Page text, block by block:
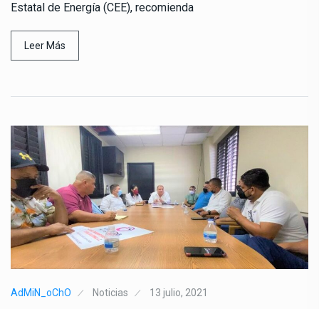
Estatal de Energía (CEE), recomienda
Leer Más
AdMiN_oChO Noticias 13 julio, 2021